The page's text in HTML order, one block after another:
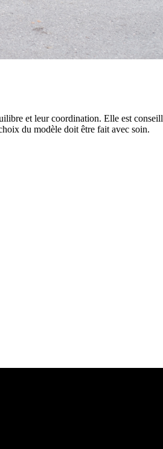
et leur coordination. Elle est
du modèle doit être fait avec soin.